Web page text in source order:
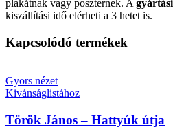
plakátnak vagy poszternek. A
kiszállítási idő elérheti a 3 hetet is.
Kapcsolódó termékek
Gyors nézet
Kivánságlistához
Török János – Hattyúk útja